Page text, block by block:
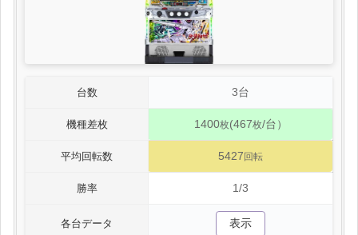
台数 3台
機種差枚 1400枚(467枚/台）
平均回転数 5427 回転
勝率 1/3
各台データ 表示